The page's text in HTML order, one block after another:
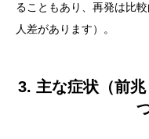
ることもあり、再発は比
人差があります）。
3. 主な症状（前